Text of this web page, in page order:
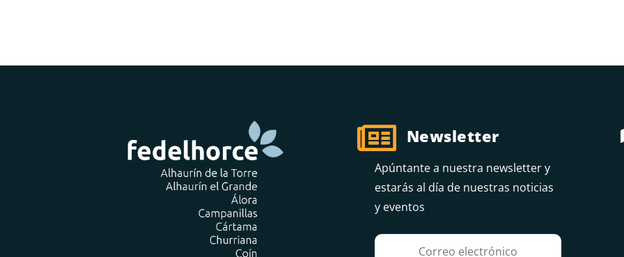
 Newsletter
Apúntante a nuestra newsletter y
estarás al día de nuestras noticias
y eventos